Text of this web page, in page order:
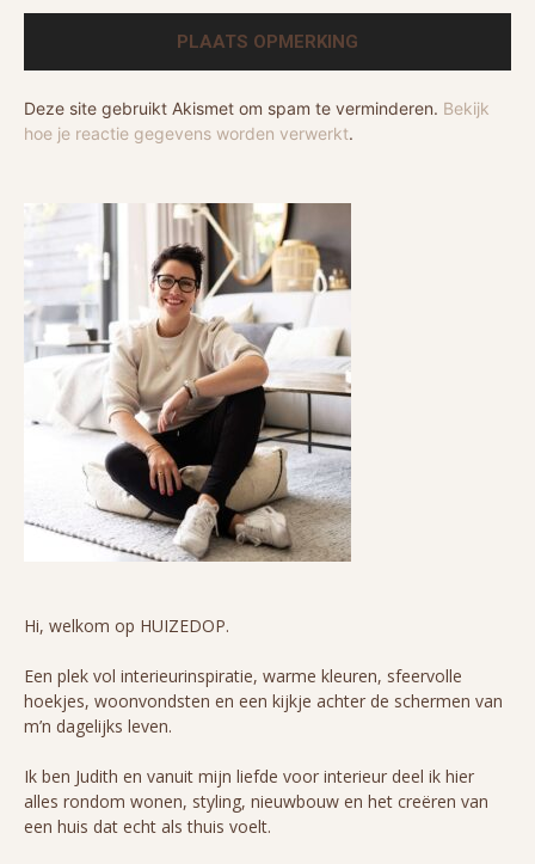
Deze site gebruikt Akismet om spam te verminderen. Bekijk
hoe je reactie gegevens worden verwerkt.
Hi, welkom op HUIZEDOP.
Een plek vol interieurinspiratie, warme kleuren, sfeervolle
hoekjes, woonvondsten en een kijkje achter de schermen van
m’n dagelijks leven.
Ik ben Judith en vanuit mijn liefde voor interieur deel ik hier
alles rondom wonen, styling, nieuwbouw en het creëren van
een huis dat echt als thuis voelt.